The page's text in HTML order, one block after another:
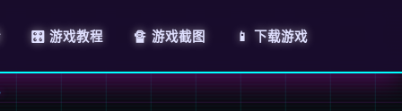
🎛️ 游戏教程 🔏 游戏截图 📱 下载游戏